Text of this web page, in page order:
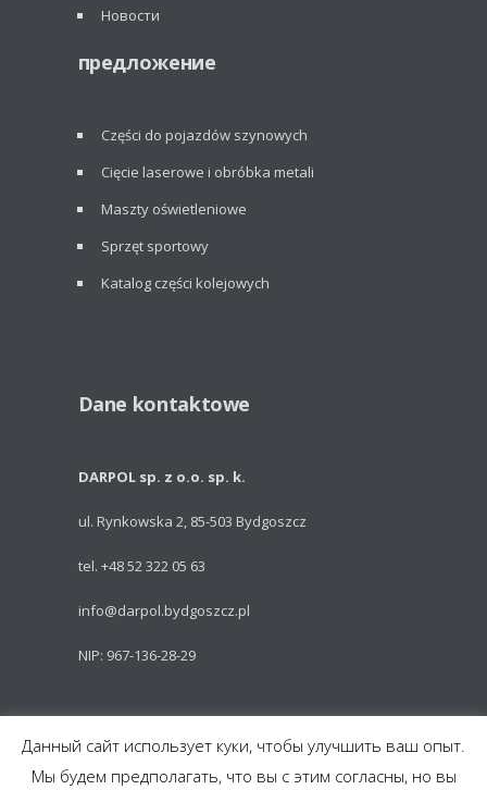
Новости
предложение
Części do pojazdów szynowych
Cięcie laserowe i obróbka metali
Maszty oświetleniowe
Sprzęt sportowy
Katalog części kolejowych
Dane kontaktowe
DARPOL sp. z o.o. sp. k.
ul. Rynkowska 2, 85-503 Bydgoszcz
tel. +48 52 322 05 63
info@darpol.bydgoszcz.pl
NIP: 967-136-28-29
Powered by: Talem Technologies
Części do pojazdów szynowych
Данный сайт использует куки, чтобы улучшить ваш опыт.
Мы будем предполагать, что вы с этим согласны, но вы